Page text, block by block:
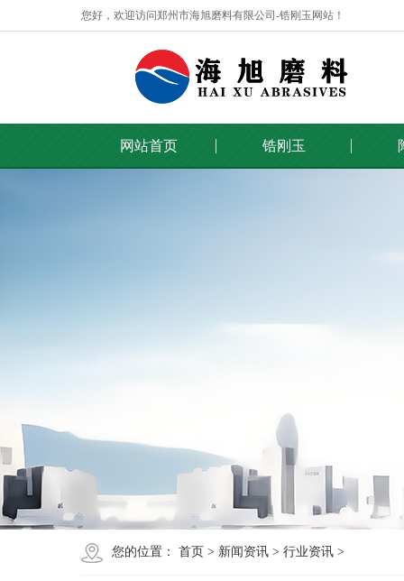
您好，欢迎访问郑州市海旭磨料有限公司-锆刚玉网站！
网站首页 锆刚玉
您的位置： 首页 > 新闻资讯 > 行业资讯 >